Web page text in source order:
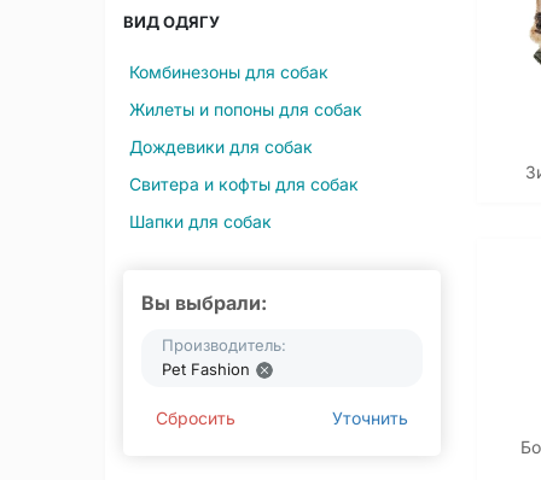
ВИД ОДЯГУ
Комбинезоны для собак
Жилеты и попоны для собак
Дождевики для собак
Свитера и кофты для собак
Шапки для собак
Вы выбрали:
Производитель:
Pet Fashion
Сбросить Уточнить